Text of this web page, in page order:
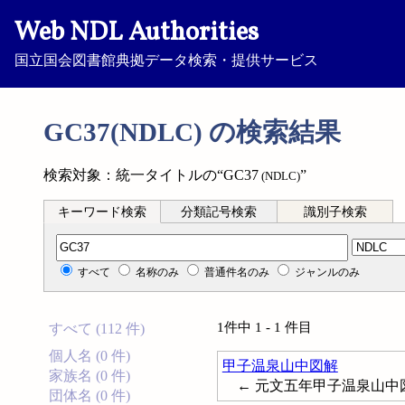
Web NDL Authorities
国立国会図書館典拠データ検索・提供サービス
GC37(NDLC) の検索結果
検索対象：統一タイトルの“GC37 (NDLC)”
キーワード検索 分類記号検索 識別子検索
分類記号検索
すべて 名称のみ 普通件名のみ ジャンルのみ
すべて (112 件)
個人名 (0 件)
家族名 (0 件)
団体名 (0 件)
1件中 1 - 1 件目
甲子温泉山中図解
← 元文五年甲子温泉山中